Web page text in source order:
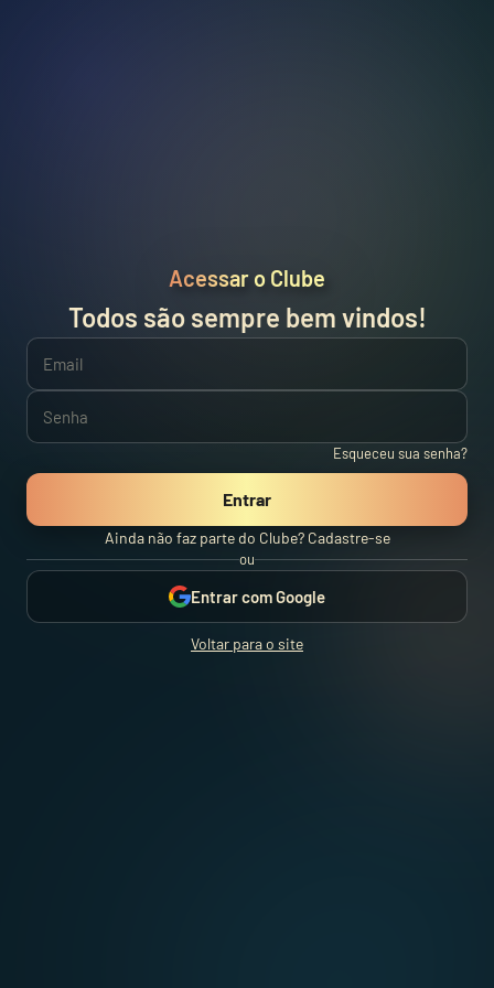
Acessar o Clube
Todos são sempre bem vindos!
Email
Senha
Esqueceu sua senha?
Entrar
Ainda não faz parte do Clube? Cadastre-se
ou
Entrar com Google
Voltar para o site